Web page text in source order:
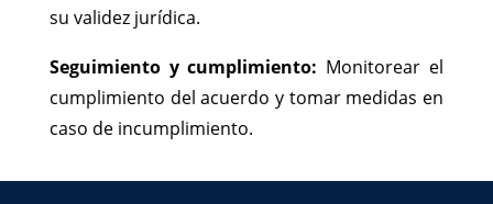
su validez jurídica.
Seguimiento y cumplimiento: Monitorear el
cumplimiento del acuerdo y tomar medidas en
caso de incumplimiento.